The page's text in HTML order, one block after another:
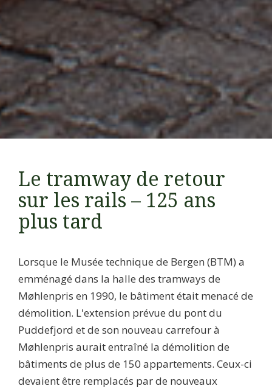
Le tramway de retour
sur les rails – 125 ans
plus tard
Lorsque le Musée technique de Bergen (BTM) a
emménagé dans la halle des tramways de
Møhlenpris en 1990, le bâtiment était menacé de
démolition. L'extension prévue du pont du
Puddefjord et de son nouveau carrefour à
Møhlenpris aurait entraîné la démolition de
bâtiments de plus de 150 appartements. Ceux-ci
devaient être remplacés par de nouveaux